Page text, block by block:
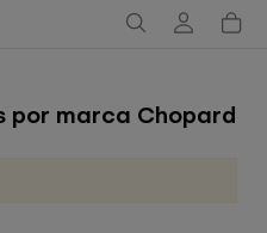
por marca Chopard